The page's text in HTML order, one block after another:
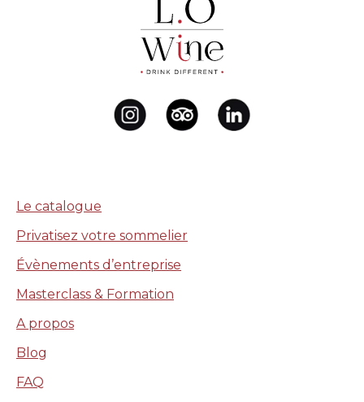
Le catalogue
Privatisez votre sommelier
Évènements d’entreprise
Masterclass & Formation
A propos
Blog
FAQ